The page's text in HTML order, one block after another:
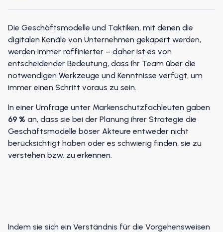
Die Geschäftsmodelle und Taktiken, mit denen die
digitalen Kanäle von Unternehmen gekapert werden,
werden immer raffinierter – daher ist es von
entscheidender Bedeutung, dass Ihr Team über die
notwendigen Werkzeuge und Kenntnisse verfügt, um
immer einen Schritt voraus zu sein.
In einer Umfrage unter Markenschutzfachleuten gaben
69 % an, dass sie bei der Planung ihrer Strategie die
Geschäftsmodelle böser Akteure entweder nicht
berücksichtigt haben oder es schwierig finden, sie zu
verstehen bzw. zu erkennen.
Indem sie sich ein Verständnis für die Vorgehensweisen